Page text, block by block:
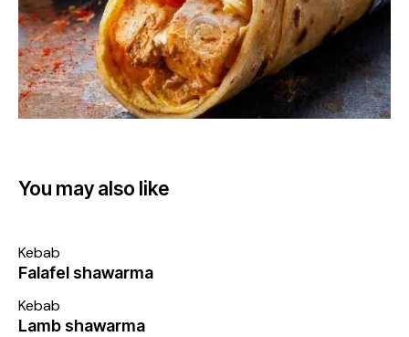
You may also like
Kebab
Falafel shawarma
Kebab
Lamb shawarma